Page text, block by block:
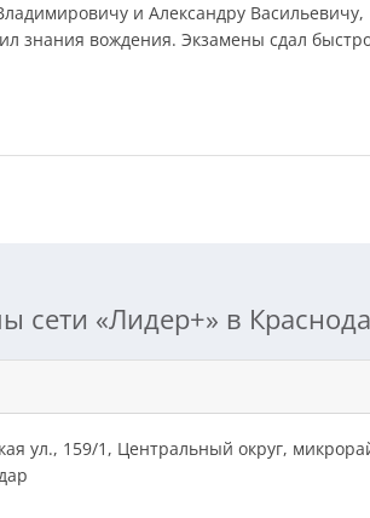
и Александру Васильевичу,
знания вождения. Экзамены сдал
сети «Лидер+» в
ул., 159/1, Центральный округ,